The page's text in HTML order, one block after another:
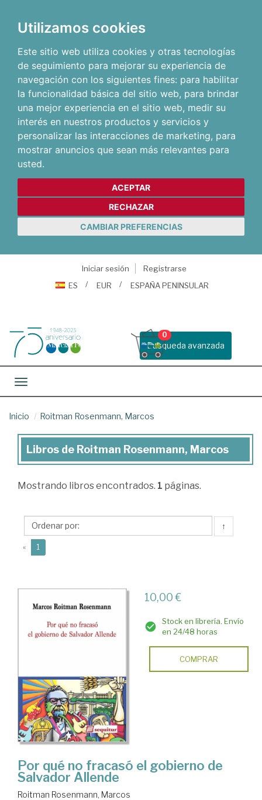
Utilizamos cookies
Este sitio web utiliza cookies y otras tecnologías
de seguimiento para mejorar su experiencia de
navegación con los siguientes fines: para habilitar
la funcionalidad básica del sitio web, para brindar
una mejor experiencia en el sitio web, medir su
interés en nuestros productos y servicios y
personalizar las interacciones de marketing, para
mostrar anuncios que sean más relevantes para
usted.
ACEPTAR
RECHAZAR
CAMBIAR PREFERENCIAS
Iniciar sesión
Registrarse
ES
EUR ESPAÑA PENINSULAR
Busqueda avanzada
0
Toggle navigation
Inicio Roitman Rosenmann, Marcos
Libros
Roitman
Marcos
Libros de Roitman Rosenmann, Marcos
Mostrando libros encontrados. 1 páginas.
↑
« 1
10,00 €
Stock en librería. Envío
en 24/48 horas
COMPRAR
Por qué no fracasó el gobierno de
Salvador Allende
Roitman Rosenmann, Marcos